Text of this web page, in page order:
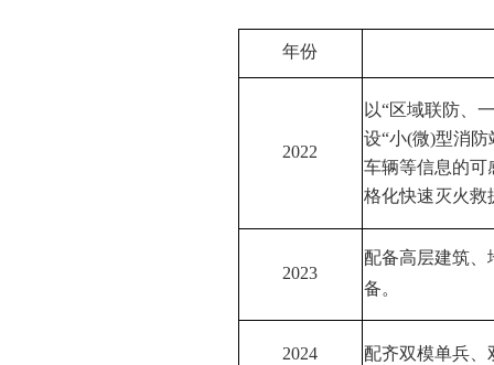
年份
2022
以“区域联防、
设“小(微)型消
车辆等信息的可
格化快速灭火救
2023
配备高层建筑
备。
2024 配齐双模单兵